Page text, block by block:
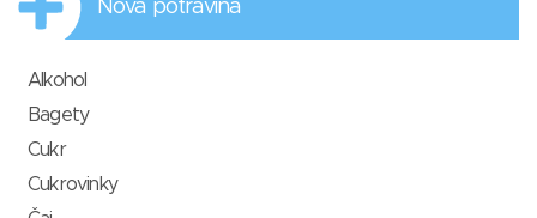
Nová potravina
Alkohol
Bagety
Cukr
Cukrovinky